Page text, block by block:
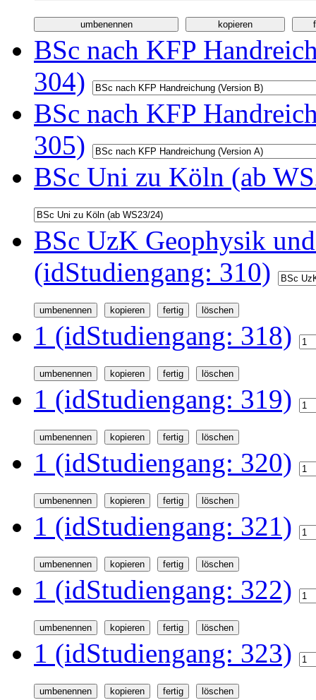
BSc nach KFP
304)
BSc nach KFP
305)
BSc Uni zu Köln (ab
BSc UzK Geophysik
(idStudiengang: 310)
1 (idStudiengang: 318)
1 (idStudiengang: 319)
1 (idStudiengang: 320)
1 (idStudiengang: 321)
1 (idStudiengang: 322)
1 (idStudiengang: 323)